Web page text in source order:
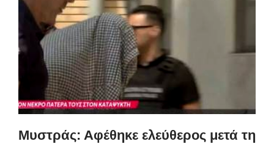
Μυστράς: Αφέθηκε ελεύθερος μετά τη